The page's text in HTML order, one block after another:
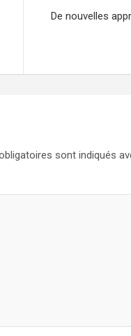
De nouvelles
sont indiqués